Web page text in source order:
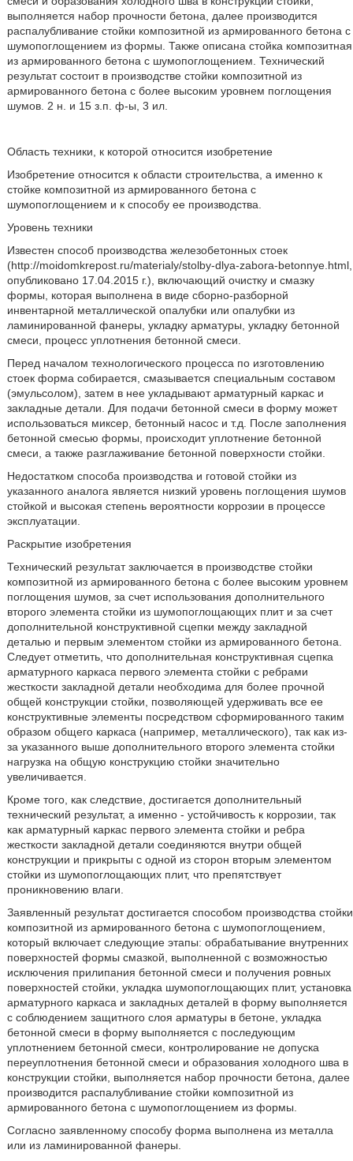
выполняется набор прочности бетона, далее производится
распалубливание стойки композитной из армированного бетона с
шумопоглощением из формы. Также описана стойка композитная
из армированного бетона с шумопоглощением. Технический
результат состоит в производстве стойки композитной из
армированного бетона с более высоким уровнем поглощения
шумов. 2 н. и 15 з.п. ф-ы, 3 ил.
Область техники, к которой относится изобретение
Изобретение относится к области строительства, а именно к
стойке композитной из армированного бетона с
шумопоглощением и к способу ее производства.
Уровень техники
Известен способ производства железобетонных стоек
(http://moidomkrepost.ru/materialy/stolby-dlya-zabora-betonnye.html,
опубликовано 17.04.2015 г.), включающий очистку и смазку
формы, которая выполнена в виде сборно-разборной
инвентарной металлической опалубки или опалубки из
ламинированной фанеры, укладку арматуры, укладку бетонной
смеси, процесс уплотнения бетонной смеси.
Перед началом технологического процесса по изготовлению
стоек форма собирается, смазывается специальным составом
(эмульсолом), затем в нее укладывают арматурный каркас и
закладные детали. Для подачи бетонной смеси в форму может
использоваться миксер, бетонный насос и т.д. После заполнения
бетонной смесью формы, происходит уплотнение бетонной
смеси, а также разглаживание бетонной поверхности стойки.
Недостатком способа производства и готовой стойки из
указанного аналога является низкий уровень поглощения шумов
стойкой и высокая степень вероятности коррозии в процессе
эксплуатации.
Раскрытие изобретения
Технический результат заключается в производстве стойки
композитной из армированного бетона с более высоким уровнем
поглощения шумов, за счет использования дополнительного
второго элемента стойки из шумопоглощающих плит и за счет
дополнительной конструктивной сцепки между закладной
деталью и первым элементом стойки из армированного бетона.
Следует отметить, что дополнительная конструктивная сцепка
арматурного каркаса первого элемента стойки с ребрами
жесткости закладной детали необходима для более прочной
общей конструкции стойки, позволяющей удерживать все ее
конструктивные элементы посредством сформированного таким
образом общего каркаса (например, металлического), так как из-
за указанного выше дополнительного второго элемента стойки
нагрузка на общую конструкцию стойки значительно
увеличивается.
Кроме того, как следствие, достигается дополнительный
технический результат, а именно - устойчивость к коррозии, так
как арматурный каркас первого элемента стойки и ребра
жесткости закладной детали соединяются внутри общей
конструкции и прикрыты с одной из сторон вторым элементом
стойки из шумопоглощающих плит, что препятствует
проникновению влаги.
Заявленный результат достигается способом производства стойки
композитной из армированного бетона с шумопоглощением,
который включает следующие этапы: обрабатывание внутренних
поверхностей формы смазкой, выполненной с возможностью
исключения прилипания бетонной смеси и получения ровных
поверхностей стойки, укладка шумопоглощающих плит, установка
арматурного каркаса и закладных деталей в форму выполняется
с соблюдением защитного слоя арматуры в бетоне, укладка
бетонной смеси в форму выполняется с последующим
уплотнением бетонной смеси, контролирование не допуска
переуплотнения бетонной смеси и образования холодного шва в
конструкции стойки, выполняется набор прочности бетона, далее
производится распалубливание стойки композитной из
армированного бетона с шумопоглощением из формы.
Согласно заявленному способу форма выполнена из металла
или из ламинированной фанеры.